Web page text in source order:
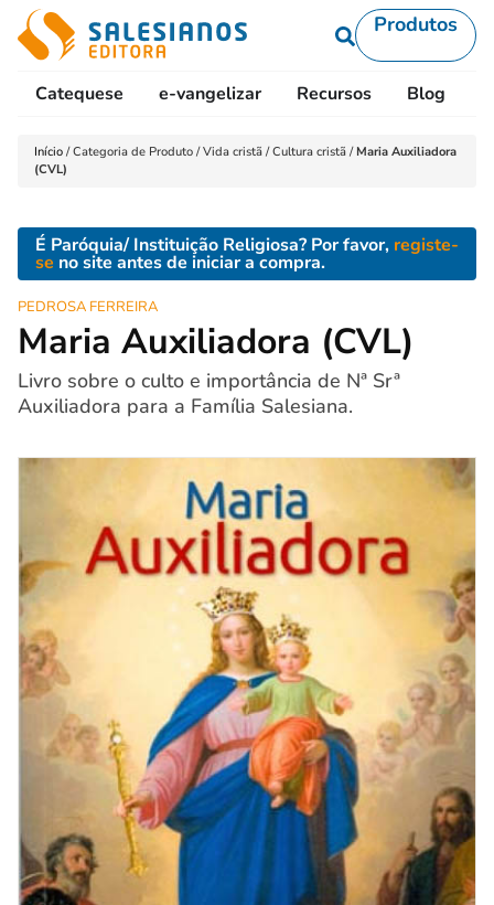
Produtos
Catequese e-vangelizar Recursos Blog
Início /Categoria de Produto /Vida cristã /Cultura cristã / Maria Auxiliadora
(CVL)
É Paróquia/ Instituição Religiosa? Por favor, registe-
se no site antes de iniciar a compra.
PEDROSA FERREIRA
Maria Auxiliadora (CVL)
Livro sobre o culto e importância de Nª Srª
Auxiliadora para a Família Salesiana.